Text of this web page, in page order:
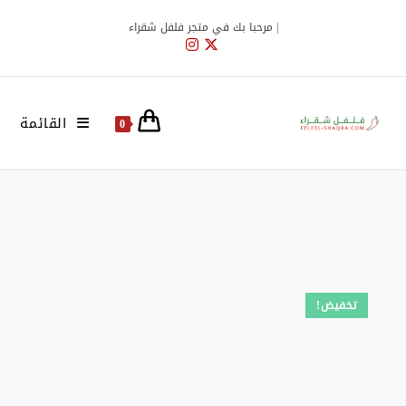
| مرحبا بك في متجر فلفل شقراء
0 القائمة
تخفيض!